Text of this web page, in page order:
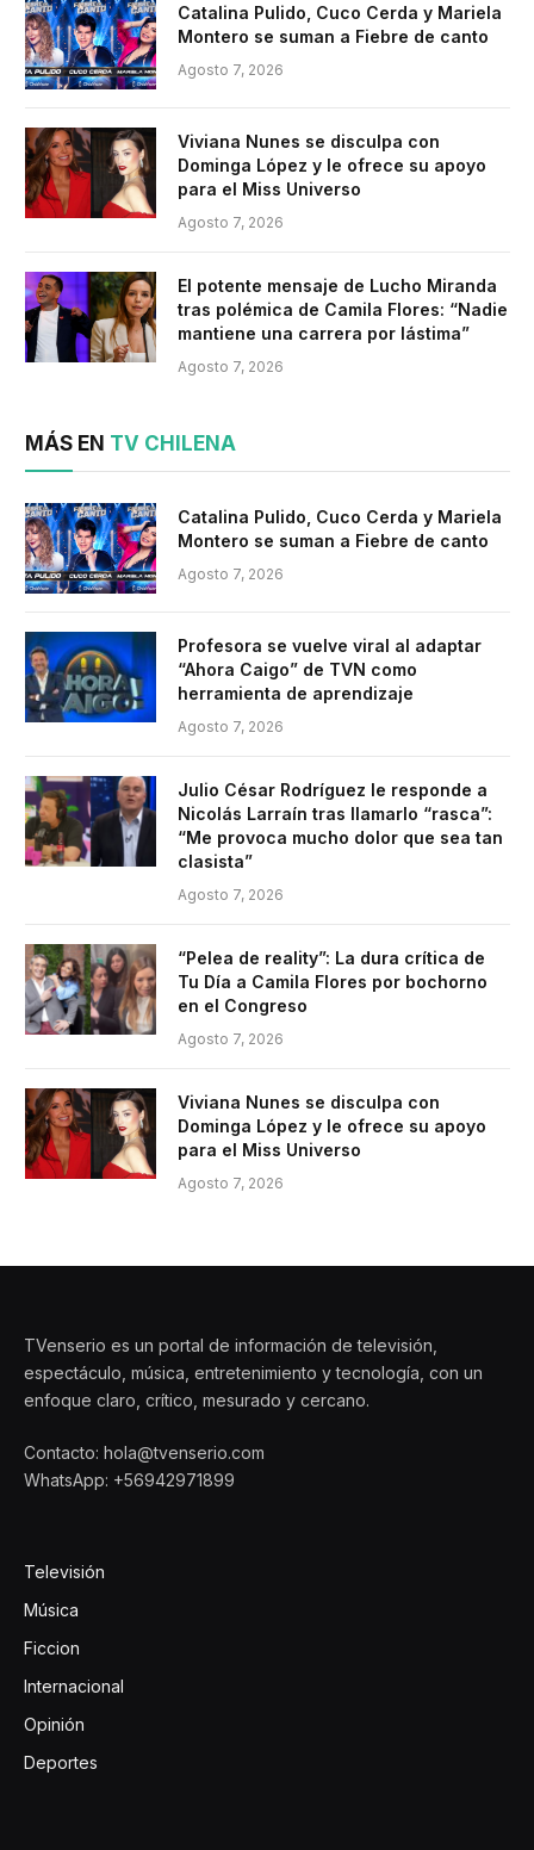
Catalina Pulido, Cuco Cerda y Mariela
Montero se suman a Fiebre de canto
Agosto 7, 2026
Viviana Nunes se disculpa con
Dominga López y le ofrece su apoyo
para el Miss Universo
Agosto 7, 2026
El potente mensaje de Lucho Miranda
tras polémica de Camila Flores: “Nadie
mantiene una carrera por lástima”
Agosto 7, 2026
MÁS EN TV CHILENA
Catalina Pulido, Cuco Cerda y Mariela
Montero se suman a Fiebre de canto
Agosto 7, 2026
Profesora se vuelve viral al adaptar
“Ahora Caigo” de TVN como
herramienta de aprendizaje
Agosto 7, 2026
Julio César Rodríguez le responde a
Nicolás Larraín tras llamarlo “rasca”:
“Me provoca mucho dolor que sea tan
clasista”
Agosto 7, 2026
“Pelea de reality”: La dura crítica de
Tu Día a Camila Flores por bochorno
en el Congreso
Agosto 7, 2026
Viviana Nunes se disculpa con
Dominga López y le ofrece su apoyo
para el Miss Universo
Agosto 7, 2026
TVenserio es un portal de información de televisión,
espectáculo, música, entretenimiento y tecnología, con un
enfoque claro, crítico, mesurado y cercano.
Contacto: hola@tvenserio.com
WhatsApp: +56942971899
Televisión
Música
Ficcion
Internacional
Opinión
Deportes